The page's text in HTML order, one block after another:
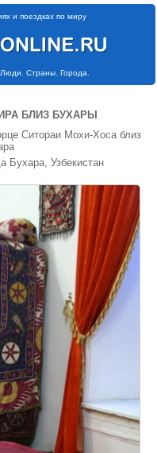
и поездках по миру
Страны. Города.
БЛИЗ БУХАРЫ
Ситораи Мохи-Хоса близ
Бухара, Узбекистан